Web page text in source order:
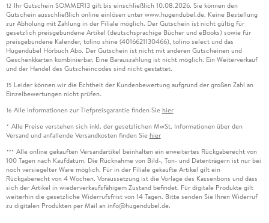
12 Ihr Gutschein SOMMER13 gilt bis einschließlich 10.08.2026. Sie können den
Gutschein ausschließlich online einlösen unter www.hugendubel.de. Keine Bestellung
zur Abholung mit Zahlung in der Filiale möglich. Der Gutschein ist nicht gültig für
gesetzlich preisgebundene Artikel (deutschsprachige Bücher und eBooks) sowie für
preisgebundene Kalender, tolino shine (4016621130466), tolino select und das
Hugendubel Hörbuch Abo. Der Gutschein ist nicht mit anderen Gutscheinen und
Geschenkkarten kombinierbar. Eine Barauszahlung ist nicht möglich. Ein Weiterverkauf
und der Handel des Gutscheincodes sind nicht gestattet.
15 Leider können wir die Echtheit der Kundenbewertung aufgrund der großen Zahl an
Einzelbewertungen nicht prüfen.
16 Alle Informationen zur Tiefpreisgarantie finden Sie hier
* Alle Preise verstehen sich inkl. der gesetzlichen MwSt. Informationen über den
Versand und anfallende Versandkosten finden Sie hier
*** Alle online gekauften Versandartikel beinhalten ein erweitertes Rückgaberecht von
100 Tagen nach Kaufdatum. Die Rücknahme von Bild-, Ton- und Datenträgern ist nur bei
noch versiegelter Ware möglich. Für in der Filiale gekaufte Artikel gilt ein
Rückgaberecht von 4 Wochen. Voraussetzung ist die Vorlage des Kassenbons und dass
sich der Artikel in wiederverkaufsfähigem Zustand befindet. Für digitale Produkte gilt
weiterhin die gesetzliche Widerrufsfrist von 14 Tagen. Bitte senden Sie Ihren Widerruf
zu digitalen Produkten per Mail an info@hugendubel.de.